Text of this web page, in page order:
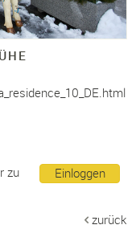
Einloggen
zu
zurück